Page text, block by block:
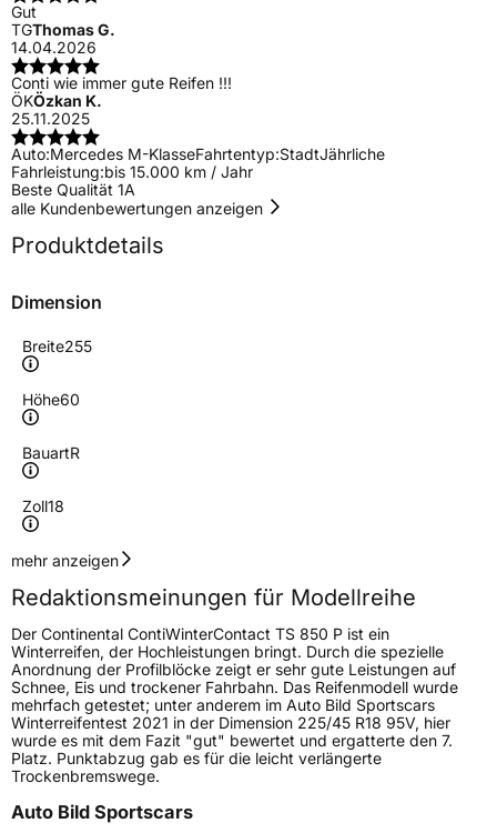
Gut
TGThomas G.
14.04.2026
Conti wie immer gute Reifen !!!
ÖKÖzkan K.
25.11.2025
Auto:Mercedes M-KlasseFahrtentyp:StadtJährliche
Fahrleistung:bis 15.000 km / Jahr
Beste Qualität 1A
alle Kundenbewertungen anzeigen
Produktdetails
Dimension
Breite255
Höhe60
BauartR
Zoll18
Geschwindigkeitsindex
Höchstgeschwindigkeit
240 km/h
Lastindex108
Höchstlast1000 kg
Gewicht (in kg) 14,137 kg
Generelle Merkmale
FahrzeugtypSUV
mehr anzeigen
Redaktionsmeinungen für Modellreihe
Der Continental ContiWinterContact TS 850 P ist ein
Winterreifen, der Hochleistungen bringt. Durch die spezielle
Anordnung der Profilblöcke zeigt er sehr gute Leistungen auf
Schnee, Eis und trockener Fahrbahn. Das Reifenmodell wurde
mehrfach getestet; unter anderem im Auto Bild Sportscars
Winterreifentest 2021 in der Dimension 225/45 R18 95V, hier
wurde es mit dem Fazit "gut" bewertet und ergatterte den 7.
Platz. Punktabzug gab es für die leicht verlängerte
Trockenbremswege.
Auto Bild Sportscars